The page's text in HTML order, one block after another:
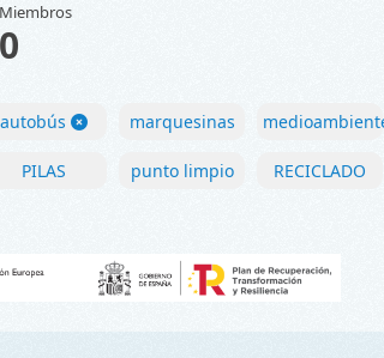
Miembros
0
autobús marquesinas
PILAS punto limpio RECICLADO